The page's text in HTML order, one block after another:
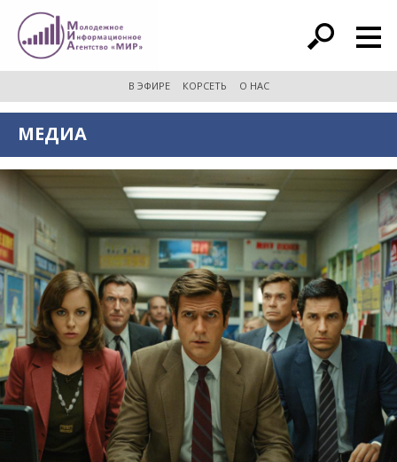
расширенный поиск
В ЭФИРЕ КОРСЕТЬ О НАС
МЕДИА